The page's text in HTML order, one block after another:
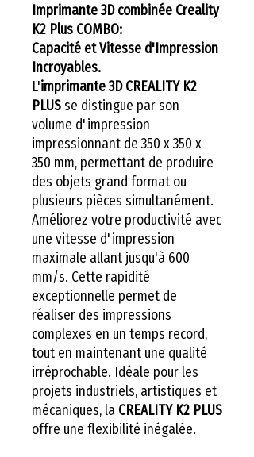
Imprimante 3D combinée Creality
K2 Plus COMBO:
Capacité et Vitesse d'Impression
Incroyables.
L'imprimante 3D CREALITY K2
PLUSse distingue par son
volume d'impression
impressionnant de 350 x 350 x
350 mm, permettant de produire
des objets grand format ou
plusieurs pièces simultanément.
Améliorez votre productivité avec
une vitesse d'impression
maximale allant jusqu'à 600
mm/s. Cette rapidité
exceptionnelle permet de
réaliser des impressions
complexes en un temps record,
tout en maintenant une qualité
irréprochable. Idéale pour les
projets industriels, artistiques et
mécaniques, la CREALITY K2 PLUS
offre une flexibilité inégalée.